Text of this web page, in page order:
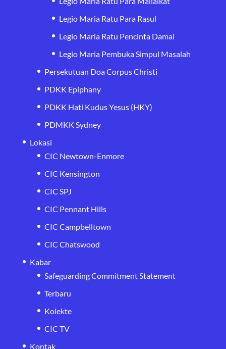
Legio Maria Ratu Para Rasul
Legio Maria Ratu Pencinta Damai
Legio Maria Pembuka Simpul Masalah
Persekutuan Doa Corpus Christi
PDKK Epiphany
PDKK Hati Kudus Yesus (HKY)
PDMKK Sydney
Lokasi
CIC Newtown-Enmore
CIC Kensington
CIC SPJ
CIC Pennant Hills
CIC Campbelltown
CIC Chatswood
Kabar
Safeguarding Commitment Statement
Terbaru
Kolekte
CIC TV
Kontak